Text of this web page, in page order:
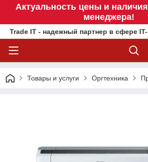
Актуальность цены и
менеджера!
Trade IT - надежный партнер в сфере
Товары и услуги Оргтехника